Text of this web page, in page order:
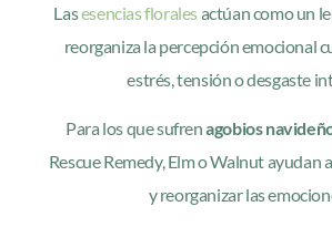
Lasesencias floralesactúan como un
reorganiza la percepción emocional
estrés, tensión o desgaste
Para los que sufrenagobios
Rescue Remedy, Elm o Walnut ayudan
y reorganizar las